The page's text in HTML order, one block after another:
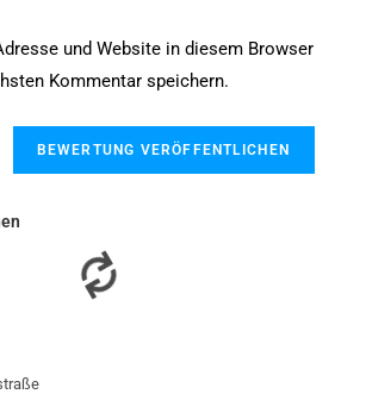
und Website in diesem Browser
Kommentar speichern.